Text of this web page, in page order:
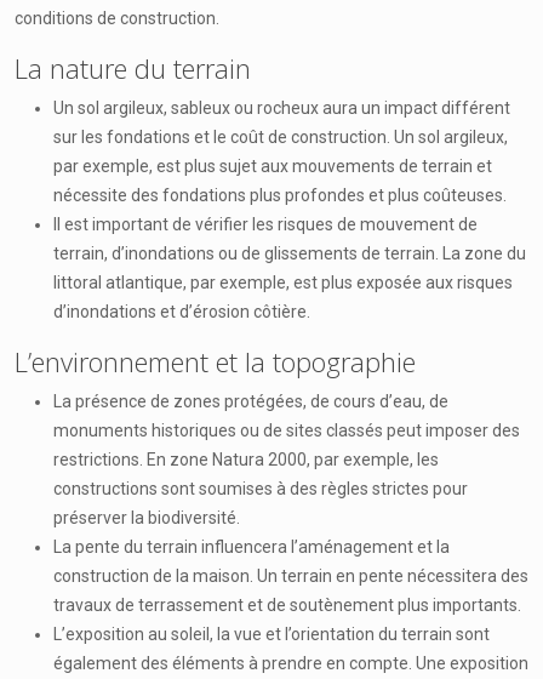
conditions de construction.
La nature du terrain
Un sol argileux, sableux ou rocheux aura un impact différent
sur les fondations et le coût de construction. Un sol argileux,
par exemple, est plus sujet aux mouvements de terrain et
nécessite des fondations plus profondes et plus coûteuses.
Il est important de vérifier les risques de mouvement de
terrain, d’inondations ou de glissements de terrain. La zone du
littoral atlantique, par exemple, est plus exposée aux risques
d’inondations et d’érosion côtière.
L’environnement et la topographie
La présence de zones protégées, de cours d’eau, de
monuments historiques ou de sites classés peut imposer des
restrictions. En zone Natura 2000, par exemple, les
constructions sont soumises à des règles strictes pour
préserver la biodiversité.
La pente du terrain influencera l’aménagement et la
construction de la maison. Un terrain en pente nécessitera des
travaux de terrassement et de soutènement plus importants.
L’exposition au soleil, la vue et l’orientation du terrain sont
également des éléments à prendre en compte. Une exposition